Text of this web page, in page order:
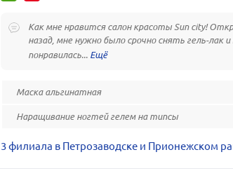
Как мне нравится салон красоты Sun city!
назад, мне нужно было срочно снять гель-лак
понравилась...
Маска альгинатная
Наращивание ногтей гелем на типсы
3 филиала в Петрозаводске и Прионежском